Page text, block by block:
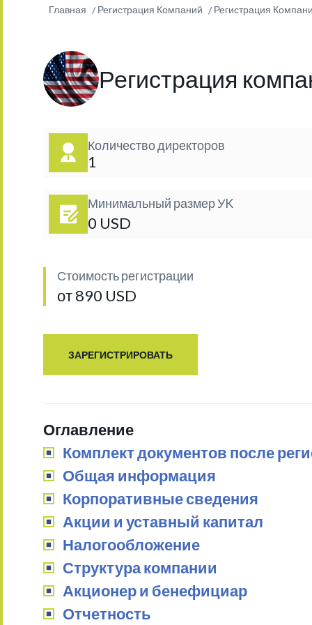
Главная Регистрация Компаний Регистрация
Регистрация
Количество директоров
1
Минимальный размер УK
0 USD
Стоимость регистрации
от 890 USD
ЗАРЕГИСТРИРОВАТЬ
Оглавление
Комплект документов после
Общая информация
Корпоративные сведения
Акции и уставный капитал
Налогообложение
Структура компании
Акционер и бенефициар
Отчетность